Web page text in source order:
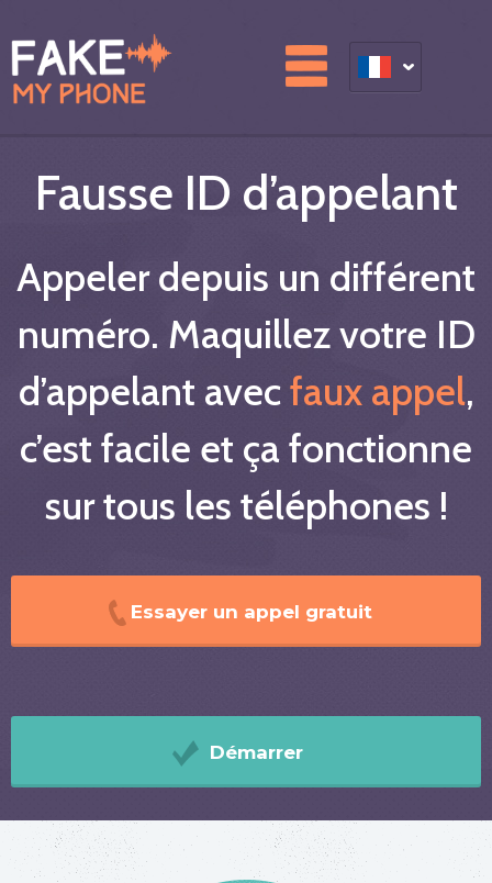
Fausse ID d’appelant
Appeler depuis un différent
numéro. Maquillez votre ID
d’appelant avecfaux appel,
c’est facile et ça fonctionne
sur tous les téléphones !
Essayer un appel gratuit
Démarrer